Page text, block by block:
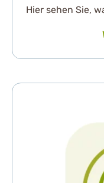
Hier sehen Sie,